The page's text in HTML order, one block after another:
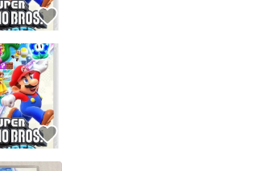
ーは他フリマサービスでの取引実績があります
送を保証しているものではありません
ーは高頻度で24時間以内＆設定した発送日数内に発送してい
ーは高頻度で24時間以内に発送しています
出品ページへ
キャンセル